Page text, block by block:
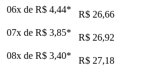
06x de R$ 4,44*
R$ 26,66
07x de R$ 3,85*
R$ 26,92
08x de R$ 3,40*
R$ 27,18